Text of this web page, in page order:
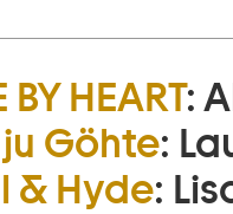
BY HEART:
Göhte:
& Hyde: